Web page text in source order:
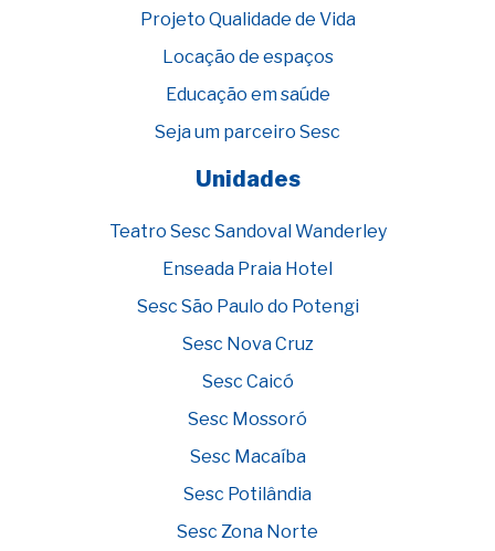
Projeto Qualidade de Vida
Locação de espaços
Educação em saúde
Seja um parceiro Sesc
Unidades
Teatro Sesc Sandoval Wanderley
Enseada Praia Hotel
Sesc São Paulo do Potengi
Sesc Nova Cruz
Sesc Caicó
Sesc Mossoró
Sesc Macaíba
Sesc Potilândia
Sesc Zona Norte